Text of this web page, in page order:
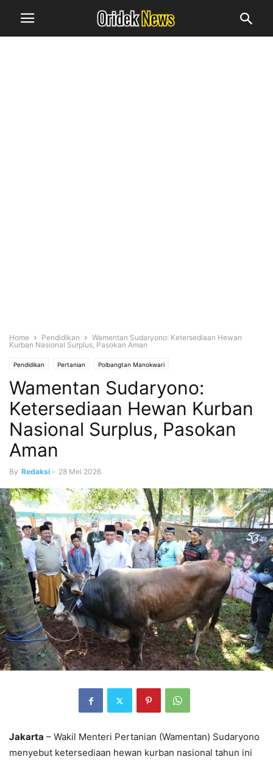
Home Pendidikan
Wamentan Sudaryono: Ketersediaan Hewan
Kurban Nasional Surplus, Pasokan Aman
Pendidikan Pertanian Polbangtan Manokwari
Wamentan Sudaryono:
Ketersediaan Hewan Kurban
Nasional Surplus, Pasokan
Aman
By Redaksi - 28 Mei 2026
Jakarta – Wakil Menteri Pertanian (Wamentan) Sudaryono
menyebut ketersediaan hewan kurban nasional tahun ini